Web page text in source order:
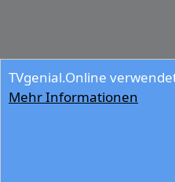
TVgenial.Online
Mehr Informationen